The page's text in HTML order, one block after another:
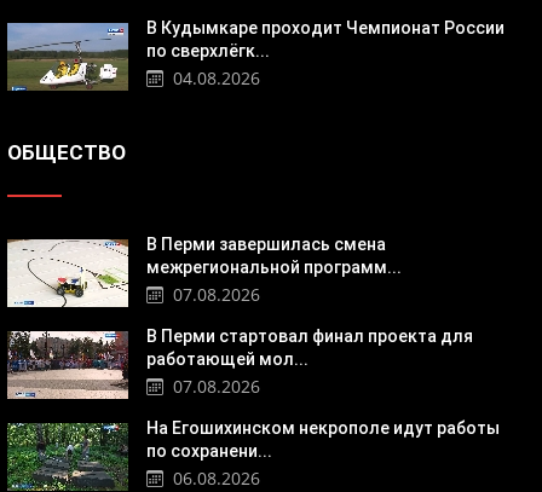
В Кудымкаре проходит Чемпионат России
по сверхлёгк...
04.08.2026
ОБЩЕСТВО
В Перми завершилась смена
межрегиональной программ...
07.08.2026
В Перми стартовал финал проекта для
работающей мол...
07.08.2026
На Егошихинском некрополе идут работы
по сохранени...
06.08.2026